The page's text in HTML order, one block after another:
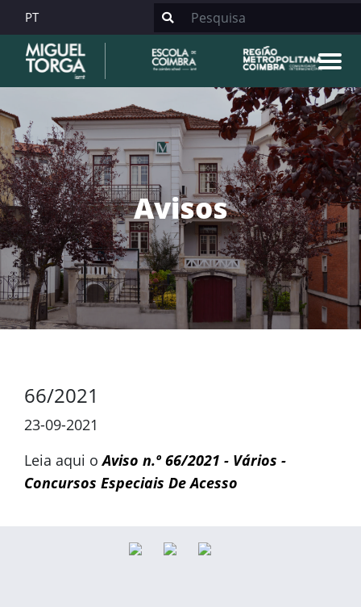
PT
Avisos
66/2021
23-09-2021
Leia aqui oAviso n.º 66/2021 - Vários -
Concursos Especiais De Acesso